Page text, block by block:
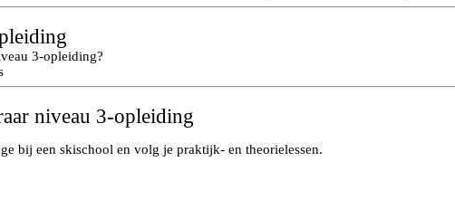
3-opleiding?
niveau 3-opleiding
bij een skischool en volg je praktijk- en theorielessen.